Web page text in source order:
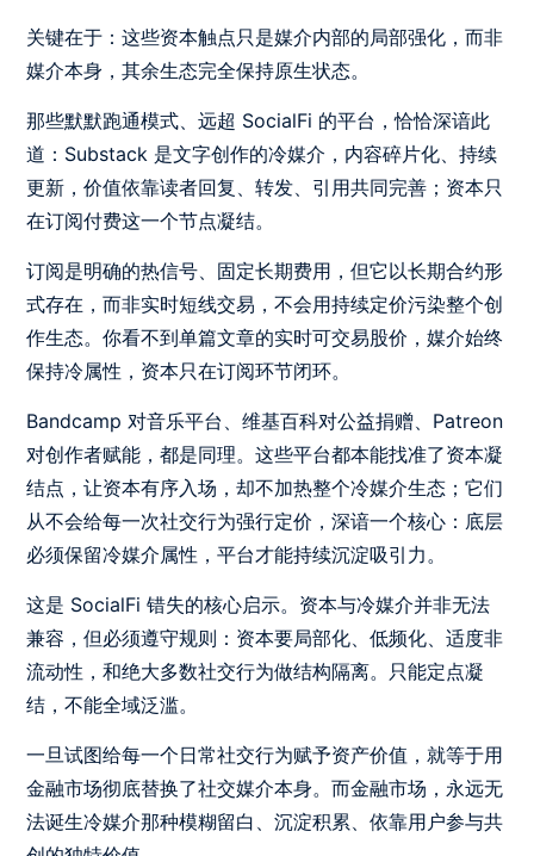
关键在于：这些资本触点只是媒介内部的局部强化，而非
媒介本身，其余生态完全保持原生状态。
那些默默跑通模式、远超 SocialFi 的平台，恰恰深谙此
道：Substack 是文字创作的冷媒介，内容碎片化、持续
更新，价值依靠读者回复、转发、引用共同完善；资本只
在订阅付费这一个节点凝结。
订阅是明确的热信号、固定长期费用，但它以长期合约形
式存在，而非实时短线交易，不会用持续定价污染整个创
作生态。你看不到单篇文章的实时可交易股价，媒介始终
保持冷属性，资本只在订阅环节闭环。
Bandcamp 对音乐平台、维基百科对公益捐赠、Patreon
对创作者赋能，都是同理。这些平台都本能找准了资本凝
结点，让资本有序入场，却不加热整个冷媒介生态；它们
从不会给每一次社交行为强行定价，深谙一个核心：底层
必须保留冷媒介属性，平台才能持续沉淀吸引力。
这是 SocialFi 错失的核心启示。资本与冷媒介并非无法
兼容，但必须遵守规则：资本要局部化、低频化、适度非
流动性，和绝大多数社交行为做结构隔离。只能定点凝
结，不能全域泛滥。
一旦试图给每一个日常社交行为赋予资产价值，就等于用
金融市场彻底替换了社交媒介本身。而金融市场，永远无
法诞生冷媒介那种模糊留白、沉淀积累、依靠用户参与共